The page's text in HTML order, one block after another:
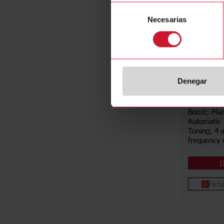
consentimiento
Necesarias
Denegar
Loop
1000uH;
Boost;
Automatic
Tuning; 4
frequency